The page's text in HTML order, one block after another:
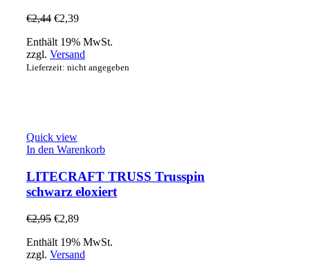
€2,44 €2,39
Enthält 19% MwSt.
zzgl. Versand
Lieferzeit: nicht angegeben
Quick view
In den Warenkorb
LITECRAFT TRUSS Trusspin
schwarz eloxiert
€2,95 €2,89
Enthält 19% MwSt.
zzgl. Versand